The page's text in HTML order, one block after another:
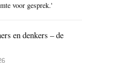
voor gesprek.'
en denkers – de